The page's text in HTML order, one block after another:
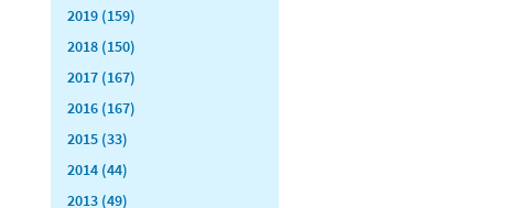
2019 (159)
2018 (150)
2017 (167)
2016 (167)
2015 (33)
2014 (44)
2013 (49)